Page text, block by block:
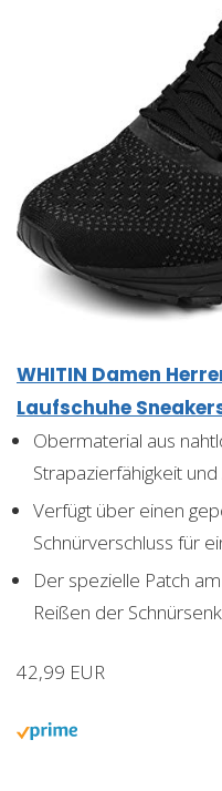
WHITIN Damen
Laufschuhe
Obermaterial aus
Strapazierfähigkeit
Verfügt über einen
Schnürverschluss für
Der spezielle Patch
Reißen der
42,99 EUR